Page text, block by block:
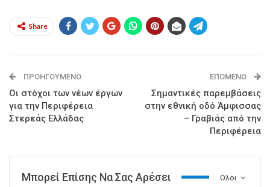
Share
ΠΡΟΗΓΟΎΜΕΝΟ
Οι στόχοι των νέων έργων
για την Περιφέρεια
Στερεάς Ελλάδας
ΕΠΌΜΕΝΟ
Σημαντικές παρεμβάσεις
στην εθνική οδό Άμφισσας
– Γραβιάς από την
Περιφέρεια
Ολοι
Μπορεί Επίσης Να Σας Αρέσει